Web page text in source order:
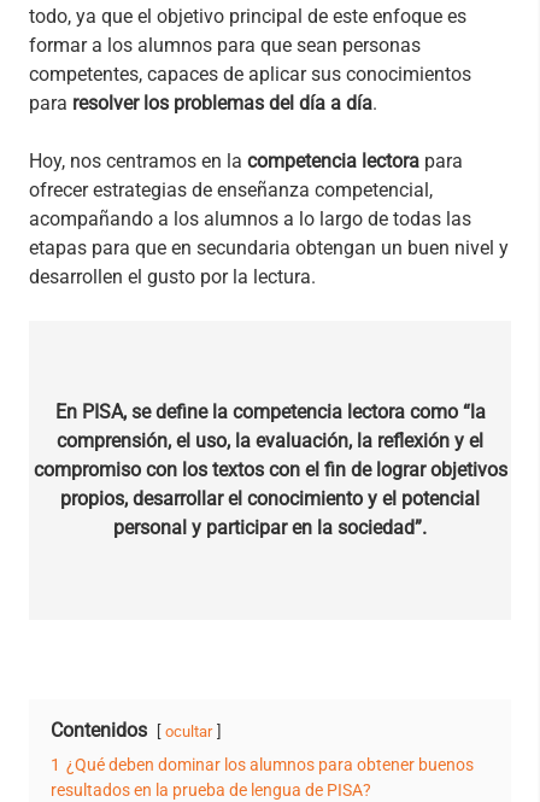
todo, ya que el objetivo principal de este enfoque es
formar a los alumnos para que sean personas
competentes, capaces de aplicar sus conocimientos
para resolver los problemas del día a día.
Hoy, nos centramos en la competencia lectora para
ofrecer estrategias de enseñanza competencial,
acompañando a los alumnos a lo largo de todas las
etapas para que en secundaria obtengan un buen nivel y
desarrollen el gusto por la lectura.
En PISA, se define la competencia lectora como “la
comprensión, el uso, la evaluación, la reflexión y el
compromiso con los textos con el fin de lograr objetivos
propios, desarrollar el conocimiento y el potencial
personal y participar en la sociedad”.
Contenidos ocultar
1 ¿Qué deben dominar los alumnos para obtener buenos
resultados en la prueba de lengua de PISA?